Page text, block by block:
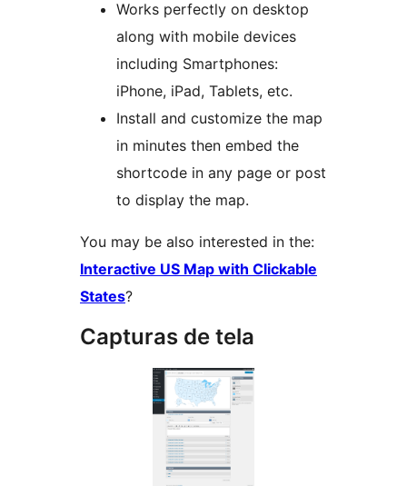
Works perfectly on desktop
along with mobile devices
including Smartphones:
iPhone, iPad, Tablets, etc.
Install and customize the map
in minutes then embed the
shortcode in any page or post
to display the map.
You may be also interested in the:
Interactive US Map with Clickable
States?
Capturas de tela